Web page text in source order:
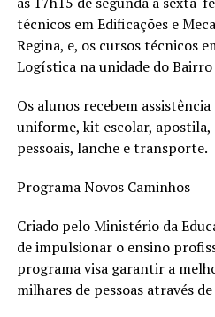
técnicos em Edificações e
Regina, e, os cursos técnicos
Logística na unidade do Bairro
Os alunos recebem
uniforme, kit escolar, apostila,
pessoais, lanche e transporte.
Programa Novos Caminhos
Criado pelo Ministério da
de impulsionar o ensino
programa visa garantir a
milhares de pessoas através